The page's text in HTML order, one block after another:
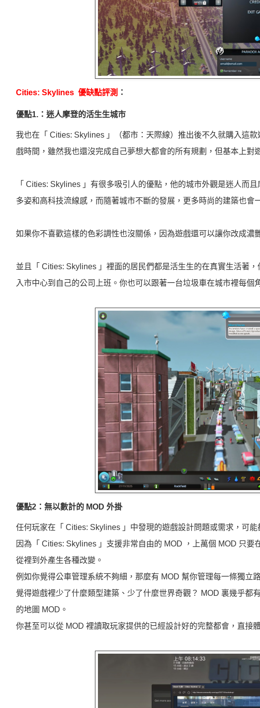
Cities: Skylines 優缺點評測 ：
優點1.：迷人摩登的活生生城市
我也在「 Cities: Skylines 」（都市：天際線）推出後不久就購入這
戲時間，雖然我也還沒完成自己夢想大都會的所有規劃，但基本上對
「 Cities: Skylines 」有很多吸引人的優點，他的城市外觀是迷人而
多姿和高科技流線感，而隨著城市不斷的發展，更多時尚的建築也會
如果你不喜歡這樣的色彩調性也沒關係，因為遊戲還可以讓你改成濃
並且「 Cities: Skylines 」裡面的居民們都是活生生的在真實生活著
入市中心到自己的公司上班。你也可以跟著一台垃圾車在城市裡每
優點2：無以數計的 MOD 外掛
任何玩家在「 Cities: Skylines 」中發現的遊戲設計問題或需求，可能
因為「 Cities: Skylines 」支援非常自由的 MOD ，上萬個 MOD 只
從裡到外產生各種改變。
例如你覺得公車管理系統不夠細，那麼有 MOD 幫你管理每一條獨
覺得遊戲裡少了什麼類型建築、少了什麼世界奇觀？ MOD 裏幾乎
的地圖 MOD。
你甚至可以從 MOD 裡讀取玩家提供的已經設計好的完整都會，直接